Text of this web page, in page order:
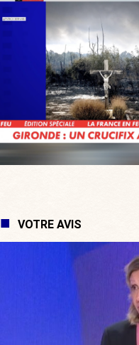
VOTRE AVIS